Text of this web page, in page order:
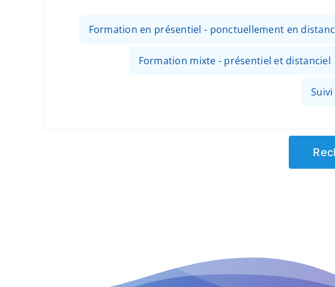
Formation en présentiel - ponctuellement en
Formation mixte - présentiel et distanciel